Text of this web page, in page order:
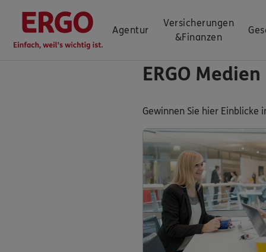
Agentur
Versicherungen
&Finanzen
ERGO Medien
Gewinnen Sie hier Einblicke